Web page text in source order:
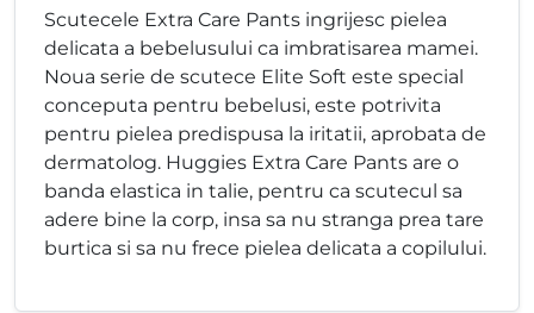
Scutecele Extra Care Pants ingrijesc pielea
delicata a bebelusului ca imbratisarea mamei.
Noua serie de scutece Elite Soft este special
conceputa pentru bebelusi, este potrivita
pentru pielea predispusa la iritatii, aprobata de
dermatolog. Huggies Extra Care Pants are o
banda elastica in talie, pentru ca scutecul sa
adere bine la corp, insa sa nu stranga prea tare
burtica si sa nu frece pielea delicata a copilului.